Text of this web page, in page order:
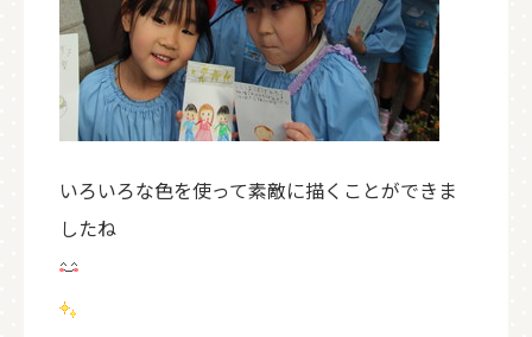
いろいろな色を使って素敵に描くことができま
したね